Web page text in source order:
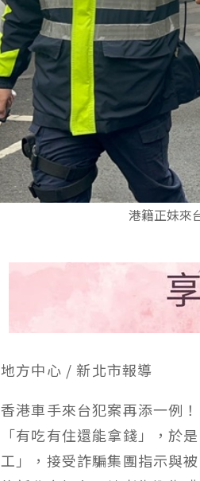
港籍正妹來
地方中心 / 新北市報導
香港車手來台犯案再添一例
「有吃有住還能拿錢」，於
工」，接受詐騙集團指示與